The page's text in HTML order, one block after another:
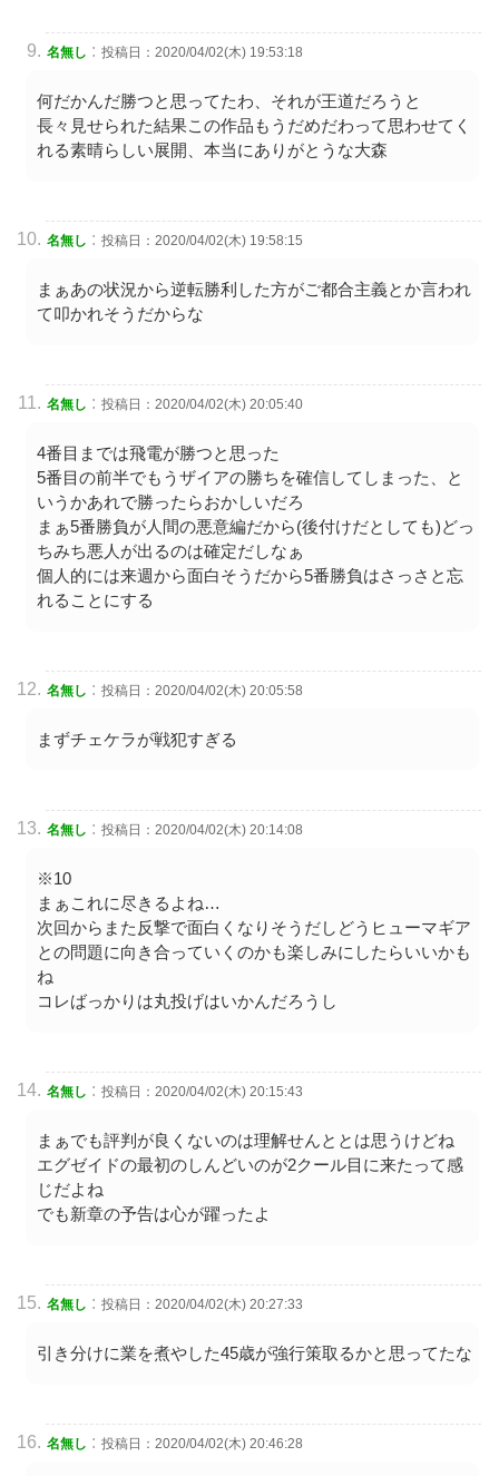
名無し : 投稿日：2020/04/02(木) 19:53:18
何だかんだ勝つと思ってたわ、それが王道だろうと
長々見せられた結果この作品もうだめだわって思わせてく
れる素晴らしい展開、本当にありがとうな大森
名無し : 投稿日：2020/04/02(木) 19:58:15
まぁあの状況から逆転勝利した方がご都合主義とか言われ
て叩かれそうだからな
名無し : 投稿日：2020/04/02(木) 20:05:40
4番目までは飛電が勝つと思った
5番目の前半でもうザイアの勝ちを確信してしまった、と
いうかあれで勝ったらおかしいだろ
まぁ5番勝負が人間の悪意編だから(後付けだとしても)どっ
ちみち悪人が出るのは確定だしなぁ
個人的には来週から面白そうだから5番勝負はさっさと忘
れることにする
名無し : 投稿日：2020/04/02(木) 20:05:58
まずチェケラが戦犯すぎる
名無し : 投稿日：2020/04/02(木) 20:14:08
※10
まぁこれに尽きるよね…
次回からまた反撃で面白くなりそうだしどうヒューマギア
との問題に向き合っていくのかも楽しみにしたらいいかも
ね
コレばっかりは丸投げはいかんだろうし
名無し : 投稿日：2020/04/02(木) 20:15:43
まぁでも評判が良くないのは理解せんととは思うけどね
エグゼイドの最初のしんどいのが2クール目に来たって感
じだよね
でも新章の予告は心が躍ったよ
名無し : 投稿日：2020/04/02(木) 20:27:33
引き分けに業を煮やした45歳が強行策取るかと思ってたな
名無し : 投稿日：2020/04/02(木) 20:46:28